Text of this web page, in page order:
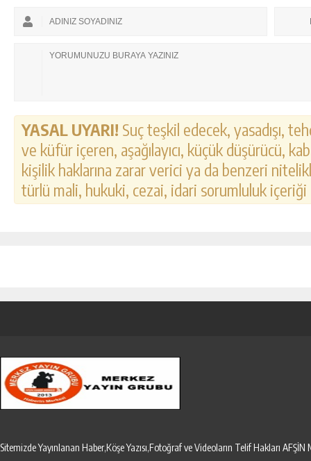
YASAL UYARI! Suç teşkil edecek, yasadışı,
ve küfür içeren, aşağılayıcı, küçük düşürücü,
kişilik haklarına zarar verici ya da benzeri
türlü mali, hukuki, cezai, idari sorumluluk
Sitemizde Yayınlanan Haber,Köşe Yazısı,Fotoğraf ve Videoların Telif Hakları